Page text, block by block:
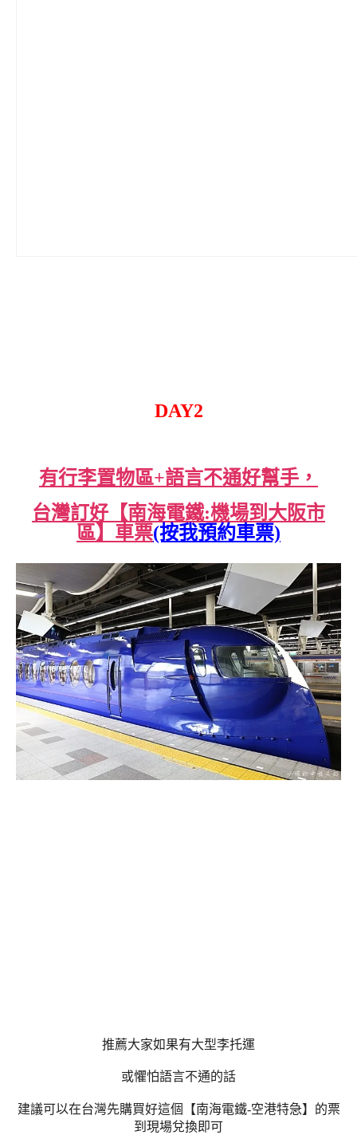
DAY2
有行李置物區+語言不通好幫手，
台灣訂好【南海電鐵:機場到大阪市
區】車票(按我預約車票)
推薦大家如果有大型李托運
或懼怕語言不通的話
建議可以在台灣先購買好這個【南海電鐵-空港特急】的票
到現場兌換即可